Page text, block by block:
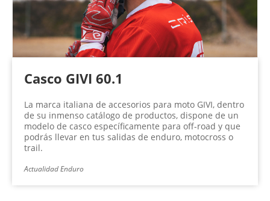
Casco GIVI 60.1
La marca italiana de accesorios para moto GIVI, dentro
de su inmenso catálogo de productos, dispone de un
modelo de casco específicamente para off-road y que
podrás llevar en tus salidas de enduro, motocross o
trail.
Actualidad Enduro